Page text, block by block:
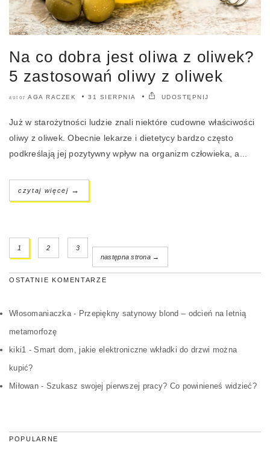
Na co dobra jest oliwa z oliwek?
5 zastosowań oliwy z oliwek
autor AGA RACZEK 31 SIERPNIA UDOSTĘPNIJ
Już w starożytności ludzie znali niektóre cudowne właściwości
oliwy z oliwek. Obecnie lekarze i dietetycy bardzo często
podkreślają jej pozytywny wpływ na organizm człowieka, a...
czytaj więcej →
1 2
3
następna strona →
OSTATNIE KOMENTARZE
Włosomaniaczka- Przepiękny satynowy blond – odcień na letnią
metamorfozę
kiki1 -Smart dom, jakie elektroniczne wkładki do drzwi można
kupić?
Miłowan- Szukasz swojej pierwszej pracy? Co powinieneś widzieć?
POPULARNE